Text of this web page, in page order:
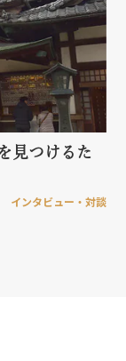
見つけるた
インタビュー・対談